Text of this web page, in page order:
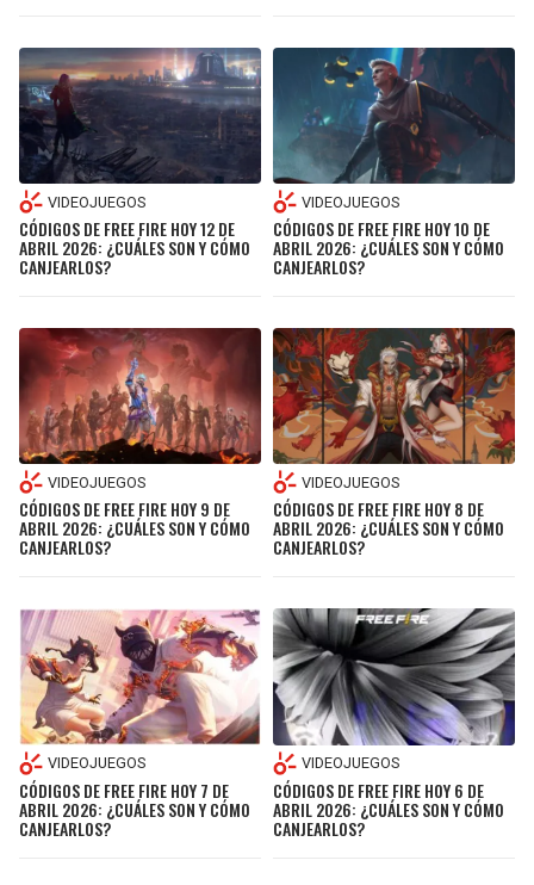
VIDEOJUEGOS
CÓDIGOS DE FREE FIRE HOY 12 DE
ABRIL 2026: ¿CUÁLES SON Y CÓMO
CANJEARLOS?
VIDEOJUEGOS
CÓDIGOS DE FREE FIRE HOY 10 DE
ABRIL 2026: ¿CUÁLES SON Y CÓMO
CANJEARLOS?
VIDEOJUEGOS
CÓDIGOS DE FREE FIRE HOY 9 DE
ABRIL 2026: ¿CUÁLES SON Y CÓMO
CANJEARLOS?
VIDEOJUEGOS
CÓDIGOS DE FREE FIRE HOY 8 DE
ABRIL 2026: ¿CUÁLES SON Y CÓMO
CANJEARLOS?
VIDEOJUEGOS
CÓDIGOS DE FREE FIRE HOY 7 DE
ABRIL 2026: ¿CUÁLES SON Y CÓMO
CANJEARLOS?
VIDEOJUEGOS
CÓDIGOS DE FREE FIRE HOY 6 DE
ABRIL 2026: ¿CUÁLES SON Y CÓMO
CANJEARLOS?